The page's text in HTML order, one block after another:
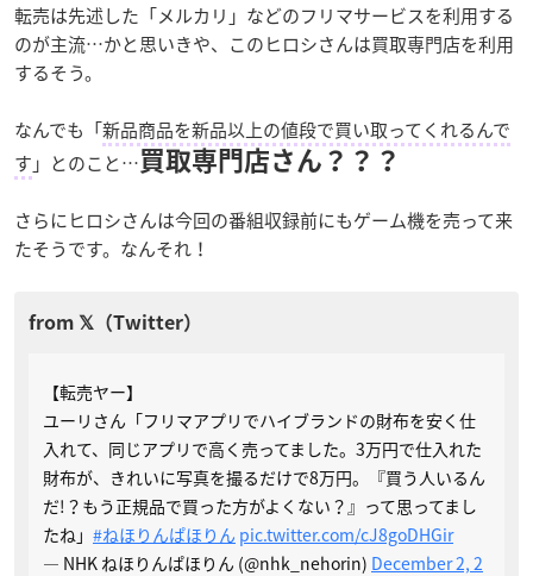
転売は先述した「メルカリ」などのフリマサービスを利用する
のが主流…かと思いきや、このヒロシさんは買取専門店を利用
するそう。
なんでも「新品商品を新品以上の値段で買い取ってくれるんで
す 」とのこと…買取専門店さん？？？
さらにヒロシさんは今回の番組収録前にもゲーム機を売って来
たそうです。なんそれ！
【転売ヤー】
ユーリさん「フリマアプリでハイブランドの財布を安く仕
入れて、同じアプリで高く売ってました。3万円で仕入れた
財布が、きれいに写真を撮るだけで8万円。『買う人いるん
だ!？もう正規品で買った方がよくない？』って思ってまし
たね」 #ねほりんぱほりん pic.twitter.com/cJ8goDHGir
— NHK ねほりんぱほりん (@nhk_nehorin) December 2, 2